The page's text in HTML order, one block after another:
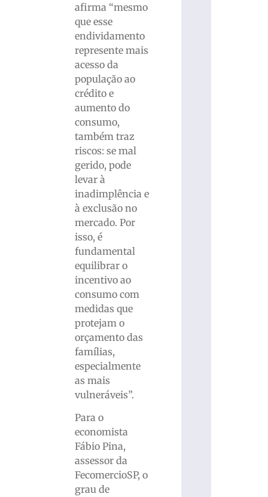
afirma “mesmo
que esse
endividamento
represente mais
acesso da
população ao
crédito e
aumento do
consumo,
também traz
riscos: se mal
gerido, pode
levar à
inadimplência e
à exclusão no
mercado. Por
isso, é
fundamental
equilibrar o
incentivo ao
consumo com
medidas que
protejam o
orçamento das
famílias,
especialmente
as mais
vulneráveis”.
Para o
economista
Fábio Pina,
assessor da
FecomercioSP, o
grau de